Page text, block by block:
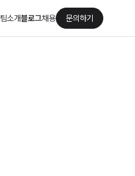
팀소개블로그채용 문의하기